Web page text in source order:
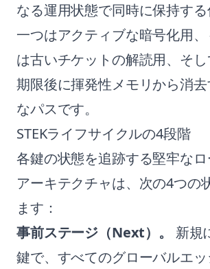
なる運用状態で同時に保持する
一つはアクティブな暗号化用
は古いチケットの解読用、そ
期限後に揮発性メモリから消
なパスです。
STEKライフサイクルの4段階
各鍵の状態を追跡する堅牢な
アーキテクチャは、次の4つの
ます：
事前ステージ（Next）。
新規
鍵で、すべてのグローバルエ